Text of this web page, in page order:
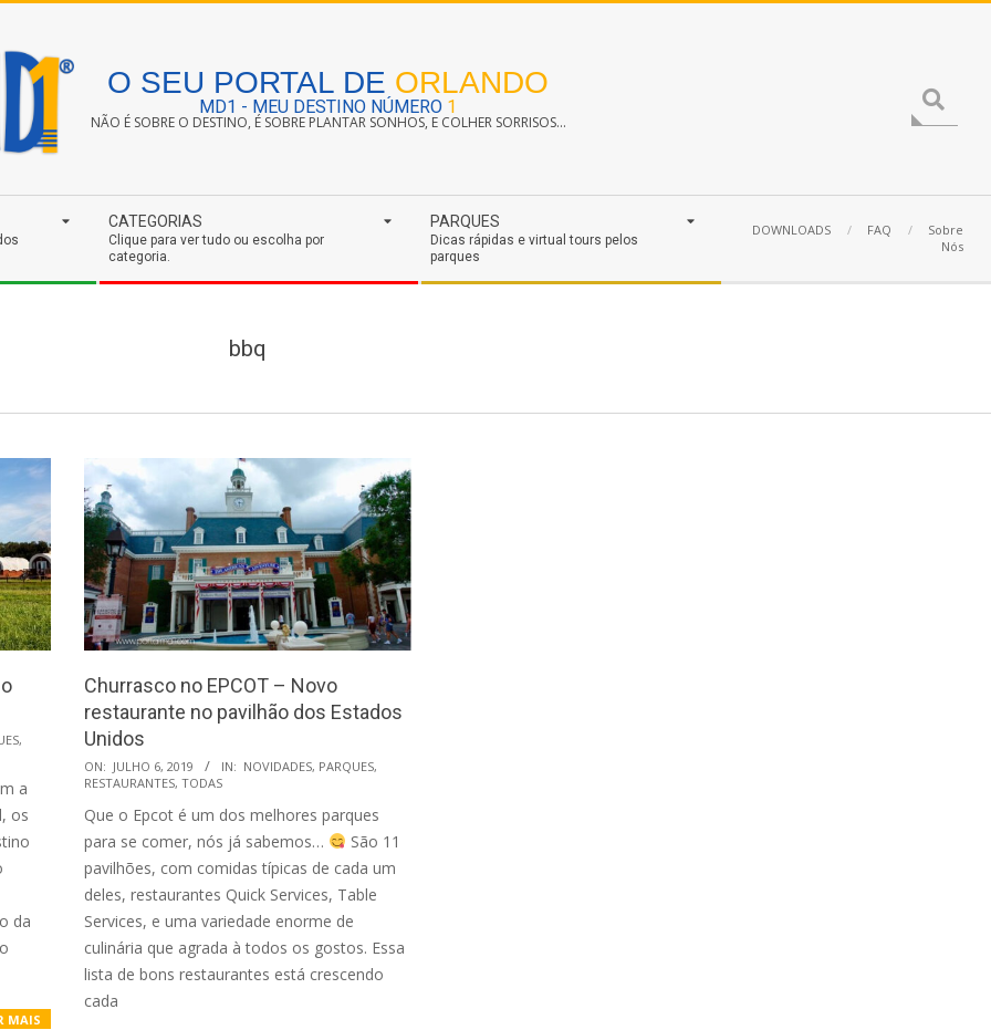
O SEU PORTAL DE ORLANDO
MD1 - MEU DESTINO NÚMERO 1
NÃO É SOBRE O DESTINO, É SOBRE PLANTAR SONHOS, E COLHER SORRISOS...
CATEGORIAS
Clique para ver tudo ou escolha por
categoria.
PARQUES
Dicas rápidas e virtual tours pelos
parques
DOWNLOADS FAQ
Sobre
Nós
bbq
,
a
os
da
MAIS
Churrasco no EPCOT – Novo
restaurante no pavilhão dos Estados
Unidos
2019-
07-
06
ON: JULHO 6, 2019 IN: NOVIDADES, PARQUES,
RESTAURANTES, TODAS
Que o Epcot é um dos melhores parques
para se comer, nós já sabemos…
São 11
pavilhões, com comidas típicas de cada um
deles, restaurantes Quick Services, Table
Services, e uma variedade enorme de
culinária que agrada à todos os gostos. Essa
lista de bons restaurantes está crescendo
cada